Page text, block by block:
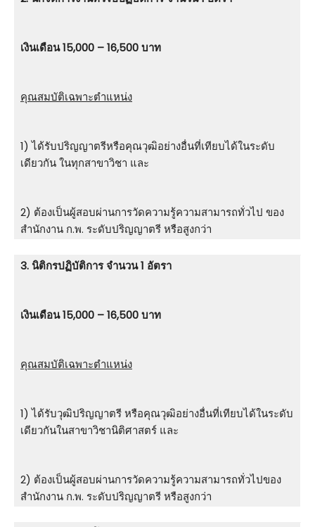
เงินเดือน 15,000 – 16,500 บาท
คุณสมบัติเฉพาะตำแหน่ง
1) ได้รับปริญญาตรีหรือคุณวุฒิอย่างอื่นที่เทียบได้ในระดับ
เดียวกัน ในทุกสาขาวิชา และ
2) ต้องเป็นผู้สอบผ่านการวัดความรู้ความสามารถทั่วไป ของ
สำนักงาน ก.พ. ระดับปริญญาตรี หรือสูงกว่า
3. นิติกรปฏิบัติการ จำนวน 1 อัตรา
เงินเดือน 15,000 – 16,500 บาท
คุณสมบัติเฉพาะตำแหน่ง
1) ได้รับวุฒิปริญญาตรี หรือคุณวุฒิอย่างอื่นที่เทียบได้ในระดับ
เดียวกันในสาขาวิชานิติศาสตร์ และ
2) ต้องเป็นผู้สอบผ่านการวัดความรู้ความสามารถทั่วไปของ
สำนักงาน ก.พ. ระดับปริญญาตรี หรือสูงกว่า